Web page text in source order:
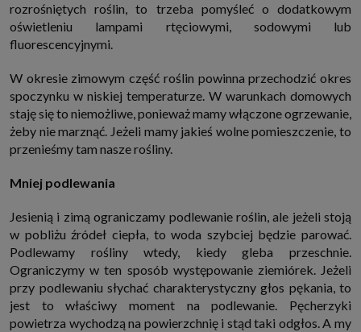
rozrośniętych roślin, to trzeba pomyśleć o dodatkowym
oświetleniu lampami rtęciowymi, sodowymi lub
fluorescencyjnymi.
W okresie zimowym część roślin powinna przechodzić okres
spoczynku w niskiej temperaturze. W warunkach domowych
staję się to niemożliwe, ponieważ mamy włączone ogrzewanie,
żeby nie marznąć. Jeżeli mamy jakieś wolne pomieszczenie, to
przenieśmy tam nasze rośliny.
Mniej podlewania
Jesienią i zimą ograniczamy podlewanie roślin, ale jeżeli stoją
w pobliżu źródeł ciepła, to woda szybciej będzie parować.
Podlewamy rośliny wtedy, kiedy gleba przeschnie.
Ograniczymy w ten sposób występowanie ziemiórek. Jeżeli
przy podlewaniu słychać charakterystyczny głos pękania, to
jest to właściwy moment na podlewanie. Pęcherzyki
powietrza wychodzą na powierzchnię i stąd taki odgłos. A my